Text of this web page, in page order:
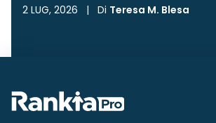
2 LUG, 2026 | Di Teresa M. Blesa